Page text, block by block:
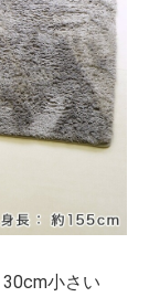
小さい